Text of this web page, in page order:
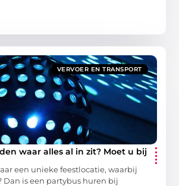
VERVOER EN TRANSPORT
waar alles al in zit? Moet u bij
een unieke feestlocatie, waarbij
Dan is een partybus huren bij